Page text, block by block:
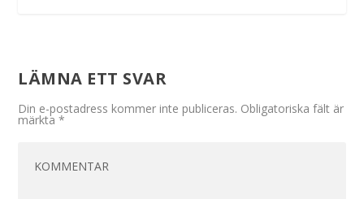
LÄMNA ETT SVAR
Din e-postadress kommer inte publiceras. Obligatoriska fält är
märkta*